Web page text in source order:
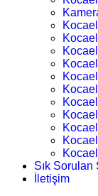
Sık Sorulan
İletişim